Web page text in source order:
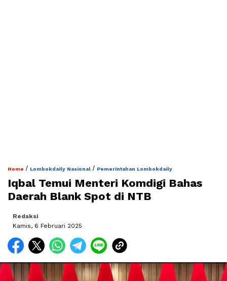
Home / Lombokdaily Nasional / Pemerintahan Lombokdaily
Iqbal Temui Menteri Komdigi Bahas
Daerah Blank Spot di NTB
Redaksi
Kamis, 6 Februari 2025